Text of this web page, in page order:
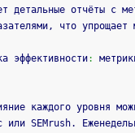
детальные отчёты с
что упрощает
эффективности:
каждого уровня
SEMrush.